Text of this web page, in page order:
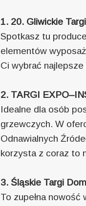
1. 20. Gliwickie
Spotkasz tu
elementów
Ci wybrać
2. TARGI
Idealne dla osób
grzewczych. W
Odnawialnych
korzysta z coraz to
3. Śląskie Targi
To zupełna